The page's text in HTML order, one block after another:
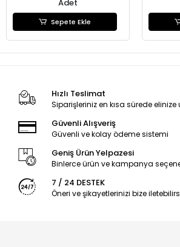
Adet
Sepete Ekle
Hızlı Teslimat
Siparişleriniz en kısa sürede elinize
Güvenli Alışveriş
Güvenli ve kolay ödeme sistemi
Geniş Ürün Yelpazesi
Binlerce ürün ve kampanya
7 / 24 DESTEK
Öneri ve şikayetlerinizi bize